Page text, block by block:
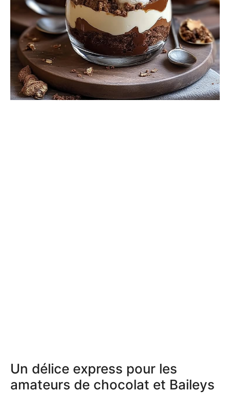
Un délice express pour les
amateurs de chocolat et Baileys